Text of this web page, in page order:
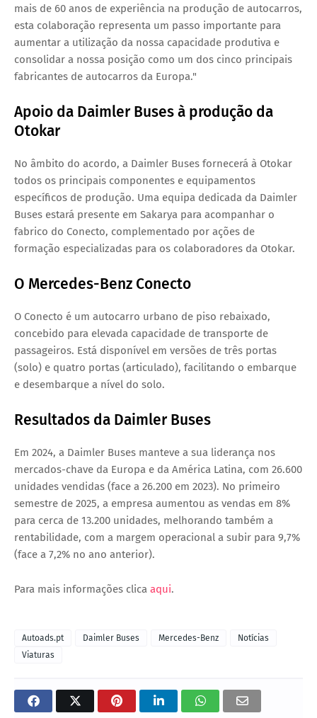
mais de 60 anos de experiência na produção de autocarros,
esta colaboração representa um passo importante para
aumentar a utilização da nossa capacidade produtiva e
consolidar a nossa posição como um dos cinco principais
fabricantes de autocarros da Europa."
Apoio da Daimler Buses à produção da
Otokar
No âmbito do acordo, a Daimler Buses fornecerá à Otokar
todos os principais componentes e equipamentos
específicos de produção. Uma equipa dedicada da Daimler
Buses estará presente em Sakarya para acompanhar o
fabrico do Conecto, complementado por ações de
formação especializadas para os colaboradores da Otokar.
O Mercedes-Benz Conecto
O Conecto é um autocarro urbano de piso rebaixado,
concebido para elevada capacidade de transporte de
passageiros. Está disponível em versões de três portas
(solo) e quatro portas (articulado), facilitando o embarque
e desembarque a nível do solo.
Resultados da Daimler Buses
Em 2024, a Daimler Buses manteve a sua liderança nos
mercados-chave da Europa e da América Latina, com 26.600
unidades vendidas (face a 26.200 em 2023). No primeiro
semestre de 2025, a empresa aumentou as vendas em 8%
para cerca de 13.200 unidades, melhorando também a
rentabilidade, com a margem operacional a subir para 9,7%
(face a 7,2% no ano anterior).
Para mais informações clica aqui.
Autoads.pt Daimler Buses Mercedes-Benz
Notícias
Viaturas